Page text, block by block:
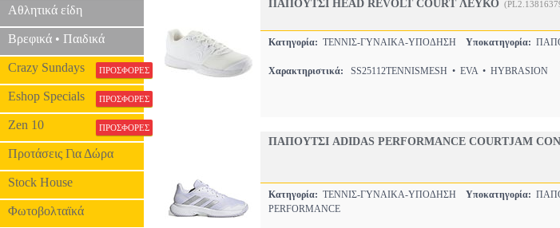
Αθλητικά είδη
Βρεφικά • Παιδικά
Crazy Sundays ΠΡΟΣΦΟΡΕΣ
Eshop Specials ΠΡΟΣΦΟΡΕΣ
Zen 10 ΠΡΟΣΦΟΡΕΣ
Προτάσεις Για Δώρα
Stock House
Φωτοβολταϊκά
ΠΑΠΟΥΤΣΙ HEAD REVOLT COURT ΛΕΥΚΟ
Κατηγορία: ΤΕΝΝΙΣ-ΓΥΝΑΙΚΑ-ΥΠΟΔΗΣΗ Υποκατηγορία:
Χαρακτηριστικά: SS25112TENNISMESH • EVA • HYBRASION
ΠΑΠΟΥΤΣΙ ADIDAS PERFORMANCE COURTJAM
Κατηγορία: ΤΕΝΝΙΣ-ΓΥΝΑΙΚΑ-ΥΠΟΔΗΣΗ Υποκατηγορία:
PERFORMANCE